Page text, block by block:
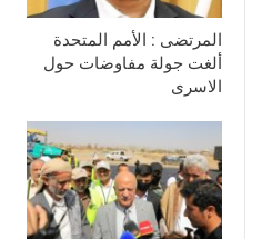
المرتضى : الأمم المتحدة
ألغت جولة مفاوضات حول
الاسرى